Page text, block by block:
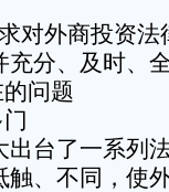
对外商投资法
分、及时、
问题
台了一系列
、不同，使